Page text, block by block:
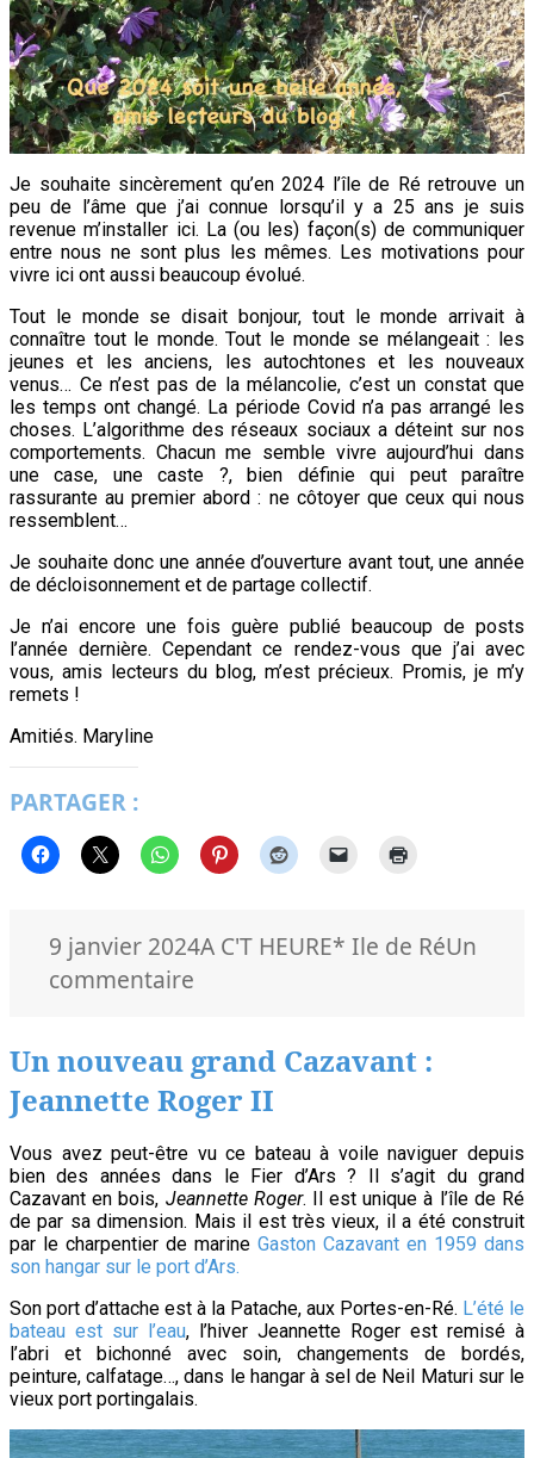
Je souhaite sincèrement qu’en 2024 l’île de Ré retrouve un
peu de l’âme que j’ai connue lorsqu’il y a 25 ans je suis
revenue m’installer ici. La (ou les) façon(s) de communiquer
entre nous ne sont plus les mêmes. Les motivations pour
vivre ici ont aussi beaucoup évolué.
Tout le monde se disait bonjour, tout le monde arrivait à
connaître tout le monde. Tout le monde se mélangeait : les
jeunes et les anciens, les autochtones et les nouveaux
venus… Ce n’est pas de la mélancolie, c’est un constat que
les temps ont changé. La période Covid n’a pas arrangé les
choses. L’algorithme des réseaux sociaux a déteint sur nos
comportements. Chacun me semble vivre aujourd’hui dans
une case, une caste ?, bien définie qui peut paraître
rassurante au premier abord : ne côtoyer que ceux qui nous
ressemblent…
Je souhaite donc une année d’ouverture avant tout, une année
de décloisonnement et de partage collectif.
Je n’ai encore une fois guère publié beaucoup de posts
l’année dernière. Cependant ce rendez-vous que j’ai avec
vous, amis lecteurs du blog, m’est précieux. Promis, je m’y
remets !
Amitiés. Maryline
PARTAGER :
Publié
le
9 janvier 2024Catégories
A C'T HEUREMots-
* Ile de RéUn
commentaire
souhaiter
pour
2024
?
Un nouveau grand Cazavant :
Jeannette Roger II
Vous avez peut-être vu ce bateau à voile naviguer depuis
bien des années dans le Fier d’Ars ? Il s’agit du grand
Cazavant en bois, Jeannette Roger. Il est unique à l’île de Ré
de par sa dimension. Mais il est très vieux, il a été construit
par le charpentier de marine Gaston Cazavant en 1959 dans
son hangar sur le port d’Ars.
Son port d’attache est à la Patache, aux Portes-en-Ré. L’été le
bateau est sur l’eau, l’hiver Jeannette Roger est remisé à
l’abri et bichonné avec soin, changements de bordés,
peinture, calfatage…, dans le hangar à sel de Neil Maturi sur le
vieux port portingalais.